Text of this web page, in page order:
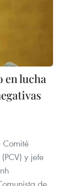
en lucha
Comité
y jefe
de